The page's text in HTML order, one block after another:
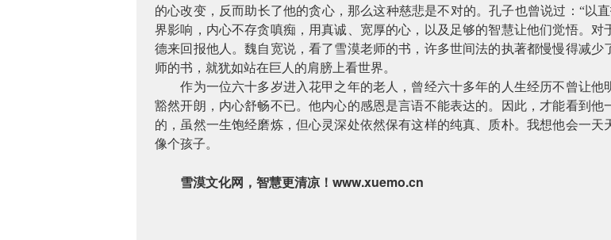
的心改变，反而助长了他的贪心，那么这种慈悲是不对的。孔子也曾说过：“以
界影响，内心不存贪嗔痴，用真诚、宽厚的心，以及足够的智慧让他们觉悟。
德来回报他人。魏自宽说，看了雪漠老师的书，许多世间法的执著都慢慢得减
师的书，就犹如站在巨人的肩膀上看世界。
作为一位六十多岁进入花甲之年的老人，曾经六十多年的人生经历不曾让
豁然开朗，内心舒畅不已。他内心的感恩是言语不能表达的。因此，才能看到
的，虽然一生饱经磨炼，但心灵深处依然保有这样的纯真、质朴。我想他会一天
像个孩子。
雪漠文化网，智慧更清凉！www.xuemo.cn